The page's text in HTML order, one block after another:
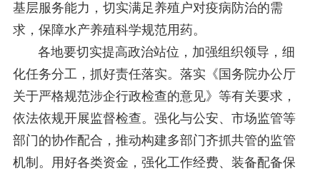
基层服务能力，切实满足养殖户对疫病防治的需
求，保障水产养殖科学规范用药。
各地要切实提高政治站位，加强组织领导，细
化任务分工，抓好责任落实。落实《国务院办公厅
关于严格规范涉企行政检查的意见》等有关要求，
依法依规开展监督检查。强化与公安、市场监管等
部门的协作配合，推动构建多部门齐抓共管的监管
机制。用好各类资金，强化工作经费、装备配备保